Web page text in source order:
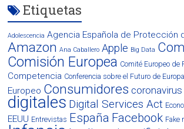
Etiquetas
Adolescencia Agencia Española de Protección
Amazon Ana Caballero Apple Big Data
Comisión Europea Comité Europeo de
Competencia Conferencia sobre el Futuro de Europa
Europeo Consumidores coronavirus
digitales Digital Services Act
EEUU Entrevistas España Facebook Fake